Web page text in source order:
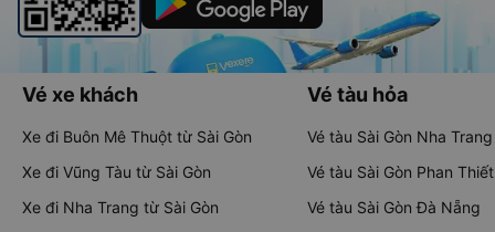
Vé xe khách
Xe đi Buôn Mê Thuột từ Sài Gòn
Xe đi Vũng Tàu từ Sài Gòn
Xe đi Nha Trang từ Sài Gòn
Vé tàu hỏa
Vé tàu Sài Gòn Nha Trang
Vé tàu Sài Gòn Phan Thiết
Vé tàu Sài Gòn Đà Nẵng